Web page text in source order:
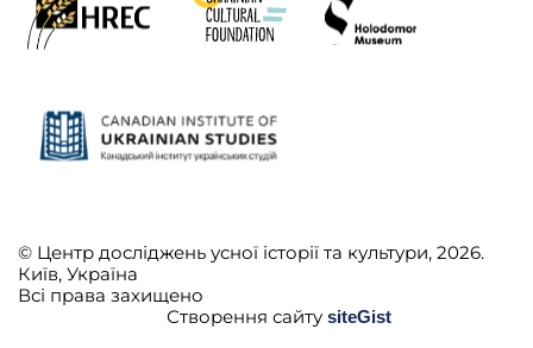
© Центр досліджень усної історії та культури, 2026.
Київ, Україна
Всі права захищено
Створення сайту siteGist